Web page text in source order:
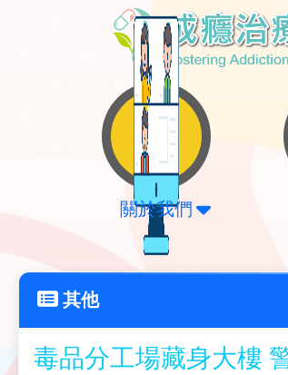
關於我們
其他
毒品分工場藏身大樓